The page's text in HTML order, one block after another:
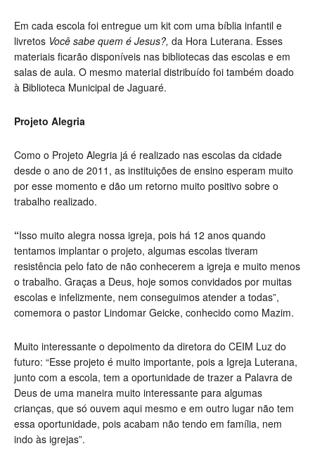
Em cada escola foi entregue um kit com uma bíblia infantil e
livretos Você sabe quem é Jesus?, da Hora Luterana. Esses
materiais ficarão disponíveis nas bibliotecas das escolas e em
salas de aula. O mesmo material distribuído foi também doado
à Biblioteca Municipal de Jaguaré.
Projeto Alegria
Como o Projeto Alegria já é realizado nas escolas da cidade
desde o ano de 2011, as instituições de ensino esperam muito
por esse momento e dão um retorno muito positivo sobre o
trabalho realizado.
“Isso muito alegra nossa igreja, pois há 12 anos quando
tentamos implantar o projeto, algumas escolas tiveram
resistência pelo fato de não conhecerem a igreja e muito menos
o trabalho. Graças a Deus, hoje somos convidados por muitas
escolas e infelizmente, nem conseguimos atender a todas”,
comemora o pastor Lindomar Geicke, conhecido como Mazim.
Muito interessante o depoimento da diretora do CEIM Luz do
futuro: “Esse projeto é muito importante, pois a Igreja Luterana,
junto com a escola, tem a oportunidade de trazer a Palavra de
Deus de uma maneira muito interessante para algumas
crianças, que só ouvem aqui mesmo e em outro lugar não tem
essa oportunidade, pois acabam não tendo em família, nem
indo às igrejas”.